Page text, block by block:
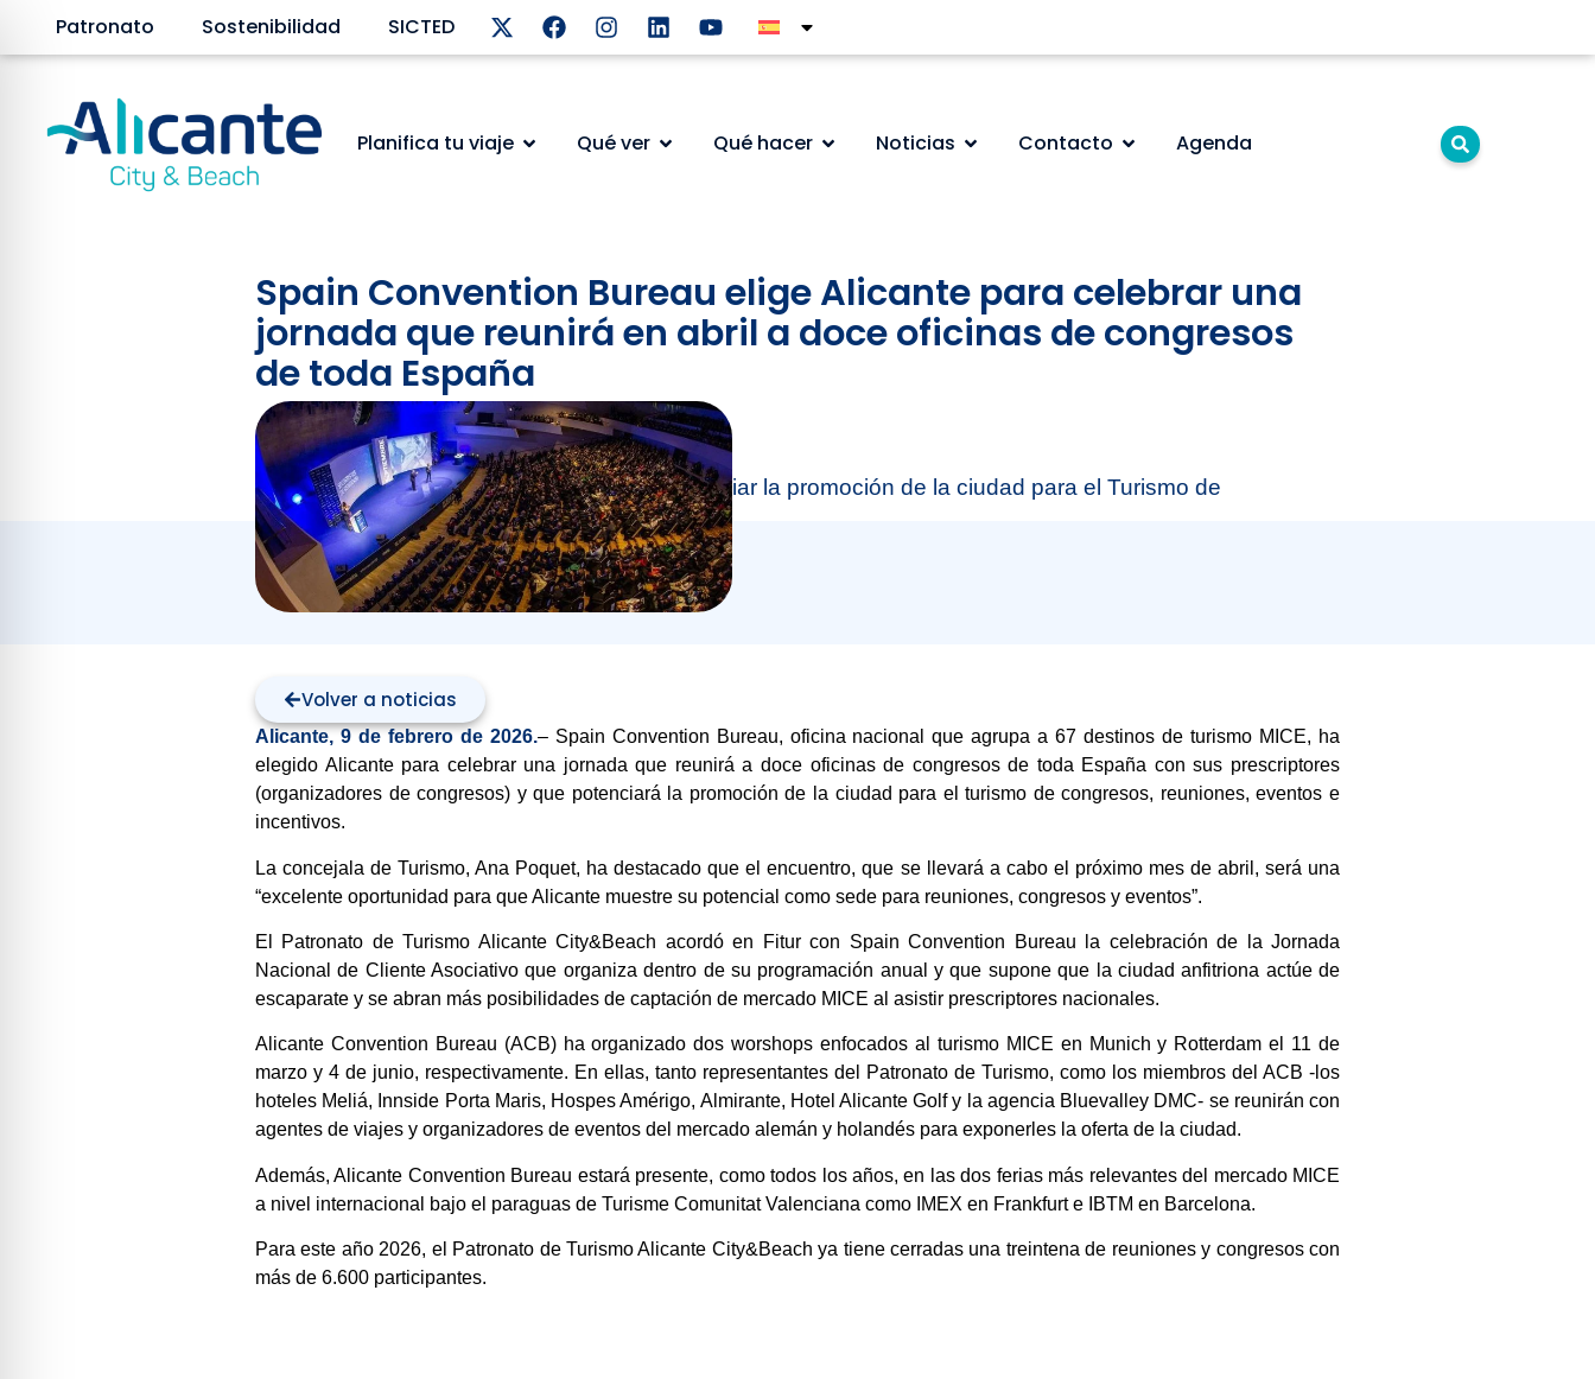
Patronato Sostenibilidad SICTED
Planifica tu viaje Qué ver Qué hacer Noticias Contacto Agenda
Spain Convention Bureau elige Alicante para celebrar una
jornada que reunirá en abril a doce oficinas de congresos
de toda España
Febrero 9, 2026
Este importante encuentro contribuirá a potenciar la promoción de la ciudad para el Turismo de
congresos, reuniones, eventos e incentivos
Volver a noticias
Alicante, 9 de febrero de 2026.– Spain Convention Bureau, oficina nacional que agrupa a 67 destinos de turismo MICE, ha
elegido Alicante para celebrar una jornada que reunirá a doce oficinas de congresos de toda España con sus prescriptores
(organizadores de congresos) y que potenciará la promoción de la ciudad para el turismo de congresos, reuniones, eventos e
incentivos.
La concejala de Turismo, Ana Poquet, ha destacado que el encuentro, que se llevará a cabo el próximo mes de abril, será una
“excelente oportunidad para que Alicante muestre su potencial como sede para reuniones, congresos y eventos”.
El Patronato de Turismo Alicante City&Beach acordó en Fitur con Spain Convention Bureau la celebración de la Jornada
Nacional de Cliente Asociativo que organiza dentro de su programación anual y que supone que la ciudad anfitriona actúe de
escaparate y se abran más posibilidades de captación de mercado MICE al asistir prescriptores nacionales.
Alicante Convention Bureau (ACB) ha organizado dos worshops enfocados al turismo MICE en Munich y Rotterdam el 11 de
marzo y 4 de junio, respectivamente. En ellas, tanto representantes del Patronato de Turismo, como los miembros del ACB -los
hoteles Meliá, Innside Porta Maris, Hospes Amérigo, Almirante, Hotel Alicante Golf y la agencia Bluevalley DMC- se reunirán con
agentes de viajes y organizadores de eventos del mercado alemán y holandés para exponerles la oferta de la ciudad.
Además, Alicante Convention Bureau estará presente, como todos los años, en las dos ferias más relevantes del mercado MICE
a nivel internacional bajo el paraguas de Turisme Comunitat Valenciana como IMEX en Frankfurt e IBTM en Barcelona.
Para este año 2026, el Patronato de Turismo Alicante City&Beach ya tiene cerradas una treintena de reuniones y congresos con
más de 6.600 participantes.